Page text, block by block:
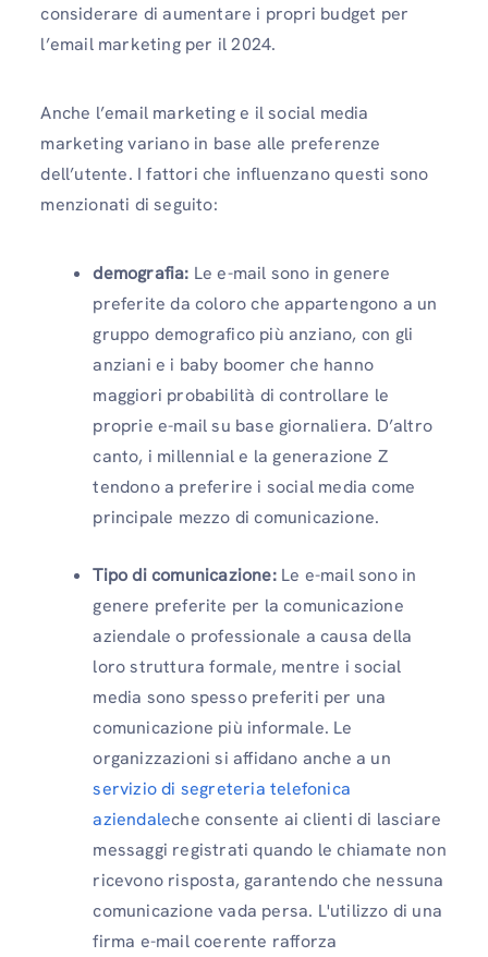
considerare di aumentare i propri budget per
l’email marketing per il 2024.
Anche l’email marketing e il social media
marketing variano in base alle preferenze
dell’utente. I fattori che influenzano questi sono
menzionati di seguito:
demografia: Le e-mail sono in genere
preferite da coloro che appartengono a un
gruppo demografico più anziano, con gli
anziani e i baby boomer che hanno
maggiori probabilità di controllare le
proprie e-mail su base giornaliera. D’altro
canto, i millennial e la generazione Z
tendono a preferire i social media come
principale mezzo di comunicazione.
Tipo di comunicazione:Le e-mail sono in
genere preferite per la comunicazione
aziendale o professionale a causa della
loro struttura formale, mentre i social
media sono spesso preferiti per una
comunicazione più informale. Le
organizzazioni si affidano anche a un
servizio di segreteria telefonica
aziendaleche consente ai clienti di lasciare
messaggi registrati quando le chiamate non
ricevono risposta, garantendo che nessuna
comunicazione vada persa. L'utilizzo di una
firma e-mail coerente rafforza